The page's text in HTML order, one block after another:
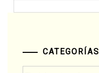
CATEGORÍAS